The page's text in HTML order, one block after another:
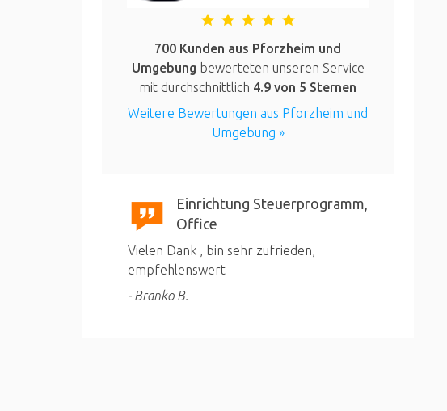
700 Kunden aus Pforzheim und
Umgebung bewerteten unseren Service
mit durchschnittlich 4.9 von 5 Sternen
Weitere Bewertungen aus Pforzheim und
Umgebung »
Einrichtung Steuerprogramm,
Office
Vielen Dank , bin sehr zufrieden,
empfehlenswert
Branko B.